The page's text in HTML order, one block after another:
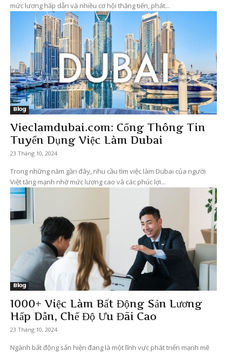
mức lương hấp dẫn và nhiều cơ hội thăng tiến, phát...
Blog
Vieclamdubai.com: Cổng Thông Tin
Tuyển Dụng Việc Làm Dubai
23 Tháng 10, 2024
Trong những năm gần đây, nhu cầu tìm việc làm Dubai của người
Việt tăng mạnh nhờ mức lương cao và các phúc lợi...
Blog
1000+ Việc Làm Bất Động Sản Lương
Hấp Dẫn, Chế Độ Ưu Đãi Cao
23 Tháng 10, 2024
Ngành bất động sản hiện đang là một lĩnh vực phát triển mạnh mẽ